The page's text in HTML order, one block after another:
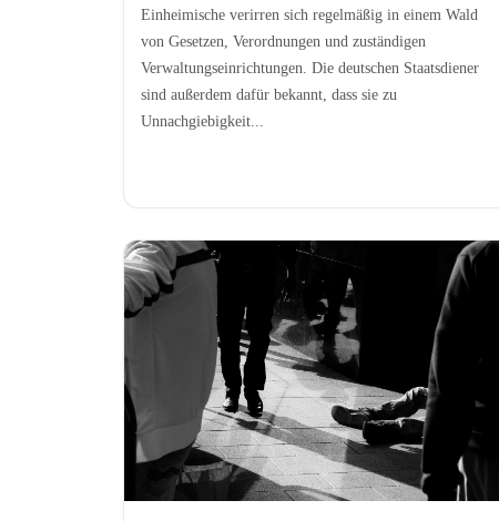
Einheimische verirren sich regelmäßig in einem Wald
von Gesetzen, Verordnungen und zuständigen
Verwaltungseinrichtungen. Die deutschen Staatsdiener
sind außerdem dafür bekannt, dass sie zu
Unnachgiebigkeit...